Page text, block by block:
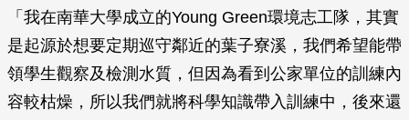
「我在南華大學成立的Young Green環境志工隊，其實
是起源於想要定期巡守鄰近的葉子寮溪，我們希望能帶
領學生觀察及檢測水質，但因為看到公家單位的訓練內
容較枯燥，所以我們就將科學知識帶入訓練中，後來還